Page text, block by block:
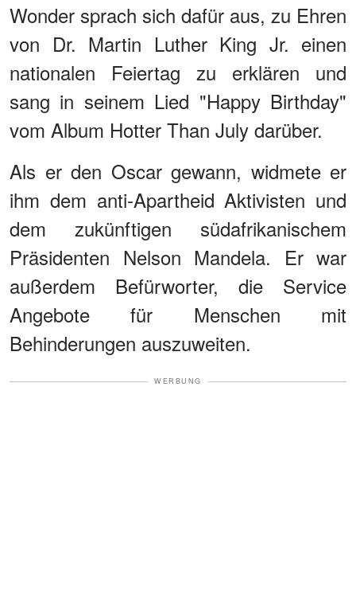
Wonder sprach sich dafür aus, zu Ehren
von Dr. Martin Luther King Jr. einen
nationalen Feiertag zu erklären und
sang in seinem Lied "Happy Birthday"
vom Album Hotter Than July darüber.
Als er den Oscar gewann, widmete er
ihm dem anti-Apartheid Aktivisten und
dem zukünftigen südafrikanischem
Präsidenten Nelson Mandela. Er war
außerdem Befürworter, die Service
Angebote für Menschen mit
Behinderungen auszuweiten.
WERBUNG